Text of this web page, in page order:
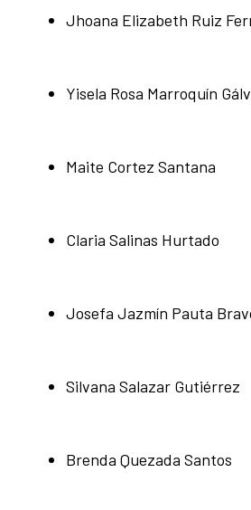
Jhoana Elizabeth Ruiz
Yisela Rosa Marroquín
Maite Cortez Santana
Claria Salinas Hurtado
Josefa Jazmín Pauta
Silvana Salazar Gutiérrez
Brenda Quezada Santos